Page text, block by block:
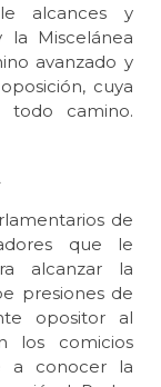
alcances y
Miscelánea
avanzado y
cuya
todo camino.
de
que le
alcanzar la
presiones de
opositor al
los comicios
a conocer la